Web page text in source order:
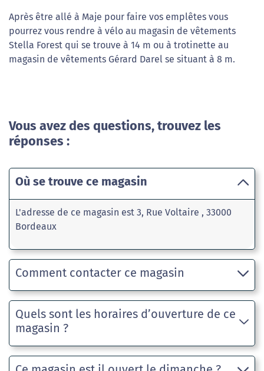
Après être allé à Maje pour faire vos emplêtes vous
pourrez vous rendre à vélo au magasin de vêtements
Stella Forest qui se trouve à 14 m ou à trotinette au
magasin de vêtements Gérard Darel se situant à 8 m.
Vous avez des questions, trouvez les
réponses :
Où se trouve ce magasin
L'adresse de ce magasin est 3, Rue Voltaire , 33000
Bordeaux
Comment contacter ce magasin
Quels sont les horaires d’ouverture de ce
magasin ?